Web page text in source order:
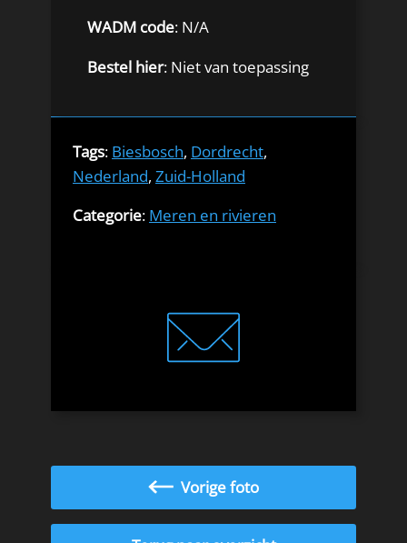
WADM code: N/A
Bestel hier: Niet van toepassing
Tags: Biesbosch, Dordrecht,
Nederland, Zuid-Holland
Categorie: Meren en rivieren
Vorige foto